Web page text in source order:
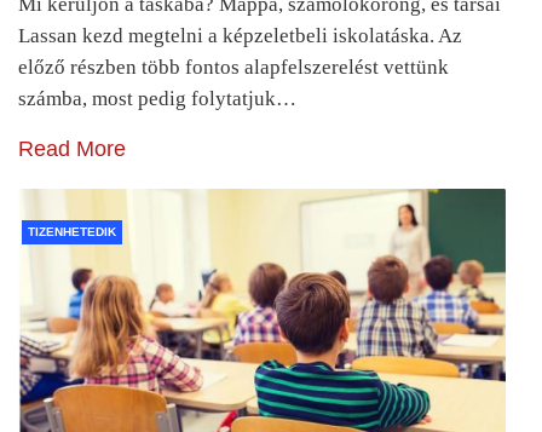
Lassan kezd megtelni a képzeletbeli iskolatáska. Az
előző részben több fontos alapfelszerelést vettünk
számba, most pedig folytatjuk…
Read More
TIZENHETEDIK